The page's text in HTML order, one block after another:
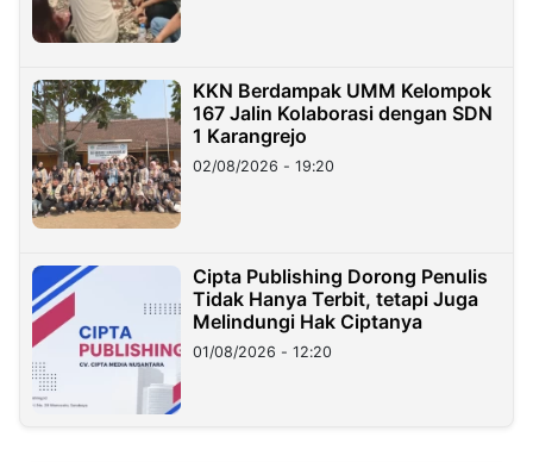
KKN Berdampak UMM Kelompok
167 Jalin Kolaborasi dengan SDN
1 Karangrejo
02/08/2026 - 19:20
Cipta Publishing Dorong Penulis
Tidak Hanya Terbit, tetapi Juga
Melindungi Hak Ciptanya
01/08/2026 - 12:20